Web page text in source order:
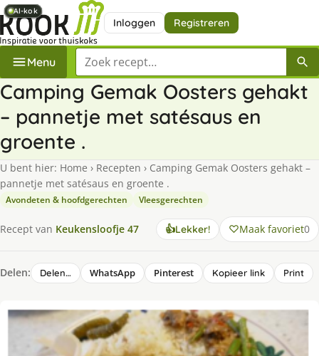
Inloggen Registreren
Menu Zoek een recept
Camping Gemak Oosters gehakt
– pannetje met satésaus en
groente .
U bent hier: Home › Recepten › Camping Gemak Oosters gehakt –
pannetje met satésaus en groente .
Avondeten & hoofdgerechten Vleesgerechten
Recept van Keukensloofje 47 👍Lekker! Maak favoriet0
Delen: Delen… WhatsApp Pinterest Kopieer link Print
AI-kok
AI-kok
AI-kok
AI-kok
AI-kok
AI-kok